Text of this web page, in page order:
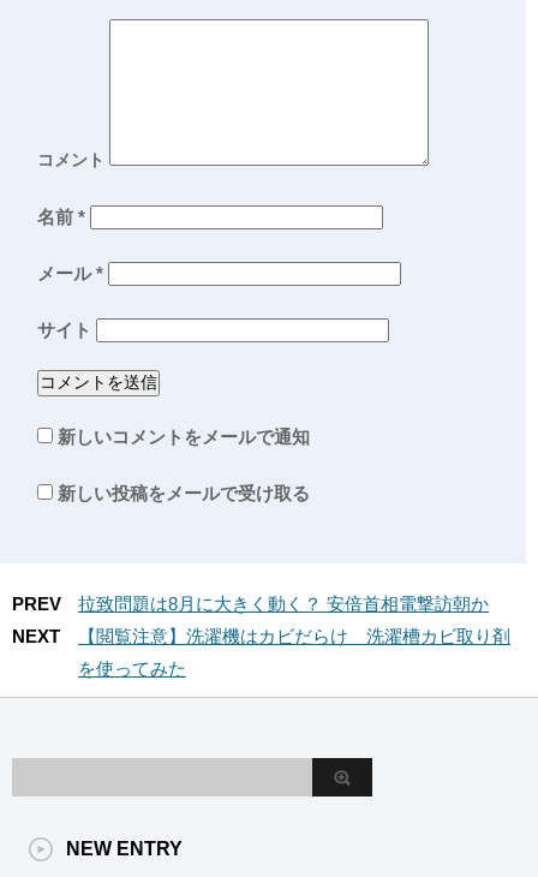
コメント
名前 *
メール*
サイト
新しいコメントをメールで通知
新しい投稿をメールで受け取る
PREV
拉致問題は8月に大きく動く？ 安倍首相電撃訪朝か
NEXT
【閲覧注意】洗濯機はカビだらけ 洗濯槽カビ取り剤
を使ってみた
NEW ENTRY